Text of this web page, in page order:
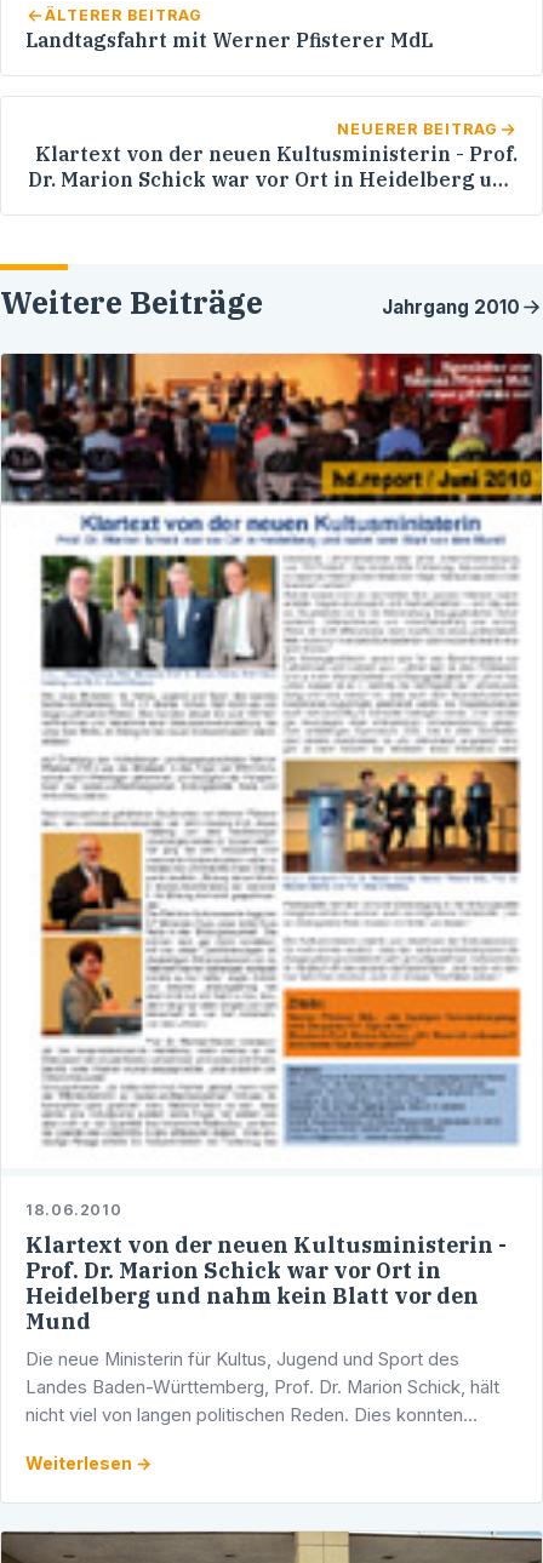
ÄLTERER BEITRAG
Landtagsfahrt mit Werner Pfisterer MdL
NEUERER BEITRAG
Klartext von der neuen Kultusministerin - Prof.
Dr. Marion Schick war vor Ort in Heidelberg und
Weitere Beiträge Jahrgang 2010
18.06.2010
Klartext von der neuen Kultusministerin -
Prof. Dr. Marion Schick war vor Ort in
Heidelberg und nahm kein Blatt vor den
Mund
Die neue Ministerin für Kultus, Jugend und Sport des
Landes Baden-Württemberg, Prof. Dr. Marion Schick, hält
nicht viel von langen politischen Reden. Dies konnten
Weiterlesen →